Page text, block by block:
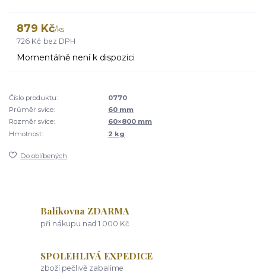
879 Kč/ks
726 Kč bez DPH
Momentálně není k dispozici
Číslo produktu:
0770
Průměr svíce:
60 mm
Rozměr svíce:
60×800 mm
Hmotnost:
2 kg
Do oblíbených
Balíkovna ZDARMA
při nákupu nad 1 000 Kč
SPOLEHLIVÁ EXPEDICE
zboží pečlivě zabalíme